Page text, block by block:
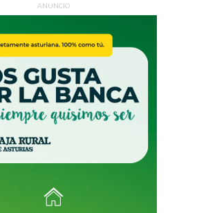
ANUNCIO